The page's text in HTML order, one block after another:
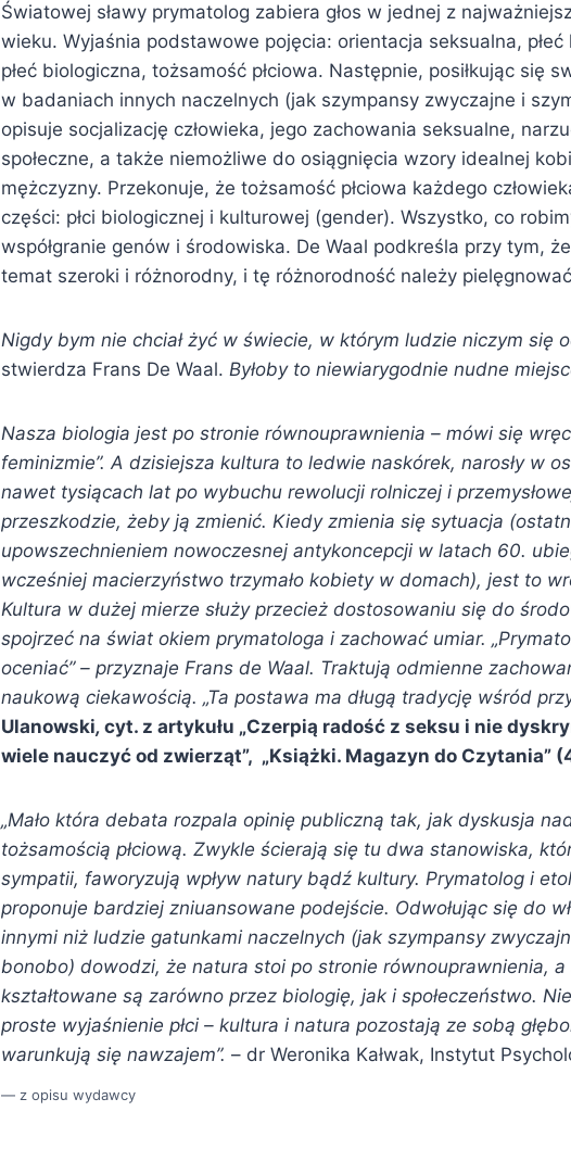
Światowej sławy prymatolog zabiera głos w jednej z
wieku. Wyjaśnia podstawowe pojęcia: orientacja seksualna,
płeć biologiczna, tożsamość płciowa. Następnie, posiłkując się
w badaniach innych naczelnych (jak szympansy zwyczajne i
opisuje socjalizację człowieka, jego zachowania seksualne,
społeczne, a także niemożliwe do osiągnięcia wzory idealnej
mężczyzny. Przekonuje, że tożsamość płciowa każdego
części: płci biologicznej i kulturowej (gender). Wszystko, co
współgranie genów i środowiska. De Waal podkreśla przy tym,
temat szeroki i różnorodny, i tę różnorodność należy
Nigdy bym nie chciał żyć w świecie, w którym ludzie niczym się
stwierdza Frans De Waal. Byłoby to niewiarygodnie nudne
Nasza biologia jest po stronie równouprawnienia – mówi się
feminizmie”. A dzisiejsza kultura to ledwie naskórek, narosły w
nawet tysiącach lat po wybuchu rewolucji rolniczej i
przeszkodzie, żeby ją zmienić. Kiedy zmienia się sytuacja
upowszechnieniem nowoczesnej antykoncepcji w latach 60.
wcześniej macierzyństwo trzymało kobiety w domach), jest to
Kultura w dużej mierze służy przecież dostosowaniu się do
spojrzeć na świat okiem prymatologa i zachować umiar.
oceniać” – przyznaje Frans de Waal. Traktują odmienne
naukową ciekawością. „Ta postawa ma długą tradycję wśród
Ulanowski, cyt. z artykułu „Czerpią radość z seksu i nie
wiele nauczyć od zwierząt”, „Książki. Magazyn do Czytania”
„Mało która debata rozpala opinię publiczną tak, jak dyskusja
tożsamością płciową. Zwykle ścierają się tu dwa stanowiska,
sympatii, faworyzują wpływ natury bądź kultury. Prymatolog i
proponuje bardziej zniuansowane podejście. Odwołując się do
innymi niż ludzie gatunkami naczelnych (jak szympansy
bonobo) dowodzi, że natura stoi po stronie równouprawnienia, a
kształtowane są zarówno przez biologię, jak i społeczeństwo.
proste wyjaśnienie płci – kultura i natura pozostają ze sobą
warunkują się nawzajem”. – dr Weronika Kałwak, Instytut
z opisu wydawcy